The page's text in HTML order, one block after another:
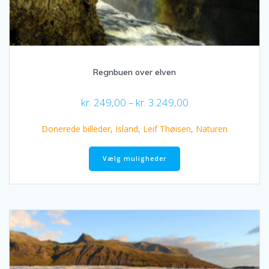
Regnbuen over elven
kr. 249,00 – kr. 3.249,00Prisinterval:
til
Donerede billeder, Island, Leif Thøisen, Naturen
Vælg muligheder
Dette
har
flere
Mulighederne
vælges
på
varesiden